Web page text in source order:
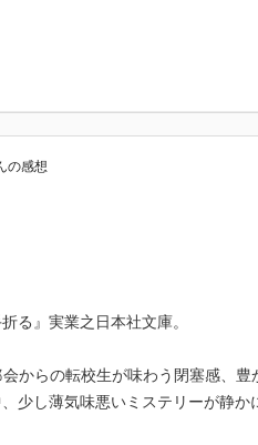
日葵』を川に流す『向日葵流し』
いう謎の存在が不気味に見え隠れ
んのうちに着くわよ』と『助手席の
』へと向かう みのりは、『春先
てくれた祖母に迎え入れられた
の自然の中に飛び出しました。
何気なく手を伸ばしたとき』、『
の感想
る』実業之日本社文庫。
からの転校生が味わう閉塞感、
少し薄気味悪いミステリーが静か